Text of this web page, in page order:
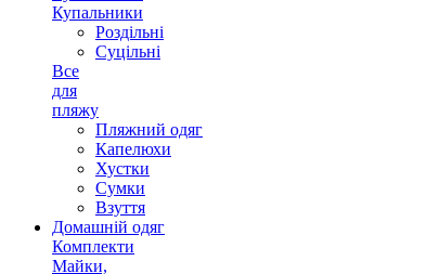
Купальники
Роздільні
Суцільні
Все
для
пляжу
Пляжний одяг
Капелюхи
Хустки
Сумки
Взуття
Домашній одяг
Комплекти
Майки,